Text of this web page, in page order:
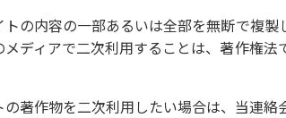
トの内容の一部あるいは全部を無断で複
メディアで二次利用することは、著作権
著作物を二次利用したい場合は、当連絡